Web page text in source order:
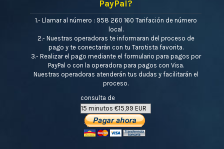
PayPal?
1.- Llamar al número : 958 260 160 Tarifación de número
local.
2.- Nuestras operadoras te informaran del proceso de
pago y te conectarán con tu Tarotista favorita.
3.- Realizar el pago mediante el formulario para pagos por
PayPal o con la operadora para pagos con Visa.
Nuestras operadoras atenderán tus dudas y facilitarán el
proceso.
consulta de